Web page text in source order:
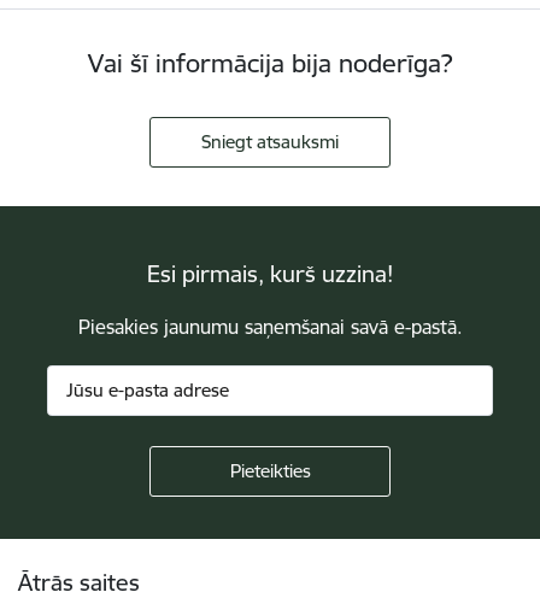
Vai šī informācija bija noderīga?
Sniegt atsauksmi
Esi pirmais, kurš uzzina!
Piesakies jaunumu saņemšanai savā e-pastā.
Ātrās saites